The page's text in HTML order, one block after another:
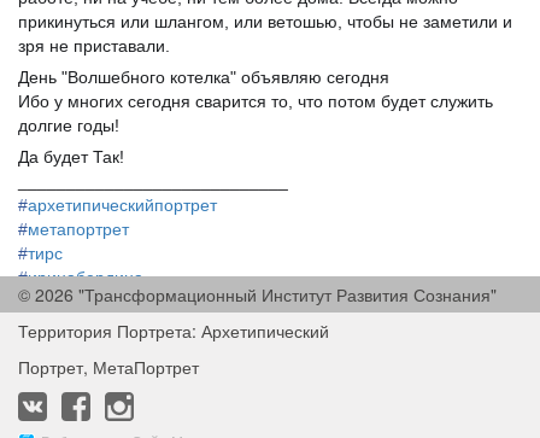
прикинуться или шлангом, или ветошью, чтобы не заметили и
зря не приставали.
День "Волшебного котелка" объявляю сегодня
Ибо у многих сегодня сварится то, что потом будет служить
долгие годы!
Да будет Так!
#архетипическийпортрет
#метапортрет
#тирс
#иринабердина
#irinaberdina
© 2026 "Трансформационный Институт Развития Сознания"
Территория Портрета: Архетипический
Портрет, МетаПортрет